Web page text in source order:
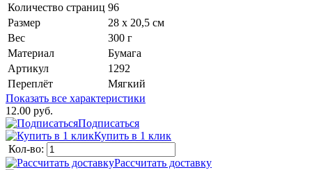
Количество страниц 96
Размер
28 x 20,5 см
Вес
300 г
Материал
Бумага
Артикул
1292
Переплёт
Мягкий
Показать все характеристики
12.00 руб.
Подписаться
Купить в 1 клик
Кол-во:
Рассчитать доставку